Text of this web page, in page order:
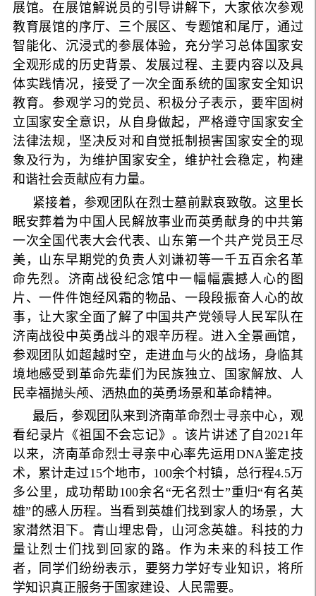
展馆。在展馆解说员的引导讲解下，大家依次参观
教育展馆的序厅、三个展区、专题馆和尾厅，通过
智能化、沉浸式的参展体验，充分学习总体国家安
全观形成的历史背景、发展过程、主要内容以及具
体实践情况，接受了一次全面系统的国家安全知识
教育。参观学习的党员、积极分子表示，要牢固树
立国家安全意识，从自身做起，严格遵守国家安全
法律法规，坚决反对和自觉抵制损害国家安全的现
象及行为，为维护国家安全，维护社会稳定，构建
和谐社会贡献应有力量。
紧接着，参观团队在烈士墓前默哀致敬。这里长
眠安葬着为中国人民解放事业而英勇献身的中共第
一次全国代表大会代表、山东第一个共产党员王尽
美，山东早期党的负责人刘谦初等一千五百余名革
命先烈。济南战役纪念馆中一幅幅震撼人心的图
片、一件件饱经风霜的物品、一段段振奋人心的故
事，让大家全面了解了中国共产党领导人民军队在
济南战役中英勇战斗的艰辛历程。进入全景画馆，
参观团队如超越时空，走进血与火的战场，身临其
境地感受到革命先辈们为民族独立、国家解放、人
民幸福抛头颅、洒热血的英勇场景和革命精神。
最后，参观团队来到济南革命烈士寻亲中心，观
看纪录片《祖国不会忘记》。该片讲述了自2021年
以来，济南革命烈士寻亲中心率先运用DNA鉴定技
术，累计走过15个地市，100余个村镇，总行程4.5万
多公里，成功帮助100余名“无名烈士”重归“有名英
雄”的感人历程。当看到英雄们找到家人的场景，大
家潸然泪下。青山埋忠骨，山河念英雄。科技的力
量让烈士们找到回家的路。作为未来的科技工作
者，同学们纷纷表示，要努力学好专业知识，将所
学知识真正服务于国家建设、人民需要。